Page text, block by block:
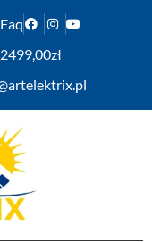
Faq